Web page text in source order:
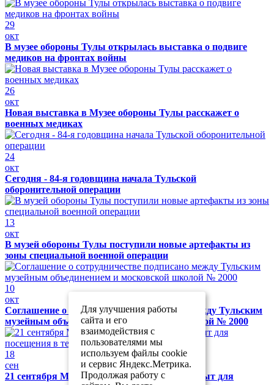
29
окт
В музее обороны Тулы открылась выставка о подвиге
медиков на фронтах войны
26
окт
Новая выставка в Музее обороны Тулы расскажет о
военных медиках
24
окт
Сегодня - 84-я годовщина начала Тульской
оборонительной операции
13
окт
В музей обороны Тулы поступили новые артефакты из
зоны специальной военной операции
10
окт
Соглашение о сотрудничестве подписано между Тульским
музейным объединением и московской школой № 2000
18
сен
21 сентября Музей обороны Тулы будет закрыт для
Для улучшения работы
сайта и его
взаимодействия с
пользователями мы
используем файлы cookie
и сервис Яндекс.Метрика.
Продолжая работу с